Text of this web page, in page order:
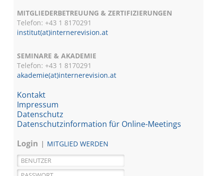
MITGLIEDERBETREUUNG & ZERTIFIZIERUNGEN
Telefon: +43 1 8170291
institut(at)internerevision.at
SEMINARE & AKADEMIE
Telefon: +43 18170291
akademie(at)internerevision.at
Kontakt
Impressum
Datenschutz
Datenschutzinformation für Online-Meetings
Login
MITGLIED WERDEN